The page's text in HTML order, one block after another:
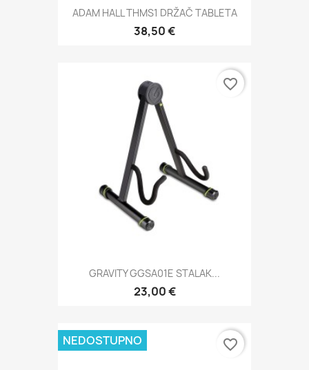
ADAM HALL THMS1 DRŽAČ TABLETA
38,50 €
GRAVITY GGSA01E STALAK...
23,00 €
favorite_border
NEDOSTUPNO favorite_border